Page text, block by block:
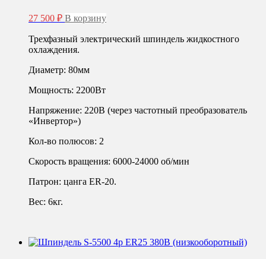
27 500 ₽ В корзину
Трехфазный электрический шпиндель жидкостного
охлаждения.
Диаметр: 80мм
Мощность: 2200Вт
Напряжение: 220В (через частотный преобразователь
«Инвертор»)
Кол-во полюсов: 2
Скорость вращения: 6000-24000 об/мин
Патрон: цанга ER-20.
Вес: 6кг.